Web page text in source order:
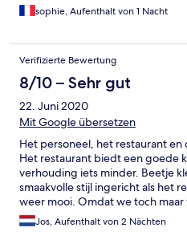
sophie, Aufenthalt von 1 Nacht
Verifizierte Bewertung
8/10 – Sehr gut
22. Juni 2020
Mit Google übersetzen
Het personeel, het restaurant en
Het restaurant biedt een goede
verhouding iets minder. Beetje
smaakvolle stijl ingericht als het
weer mooi. Omdat we toch
(eigenlijk alleen 's nachts), is dat
Jos, Aufenthalt von 2 Nächten